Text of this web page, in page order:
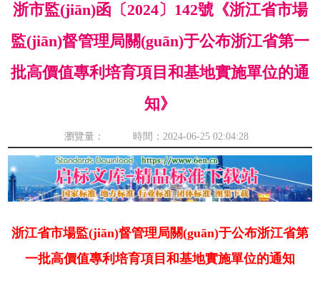
浙市監(jiān)函〔2024〕142號《浙江省市場
監(jiān)督管理局關(guān)于公布浙江省第一
批高價值專利培育項目和基地實施單位的通
知》
瀏覽量： 時間：2024-06-25 02:04:28
浙江省市場監(jiān)督管理局關(guān)于公布浙江省第
一批高價值專利培育項目和基地實施單位的通知